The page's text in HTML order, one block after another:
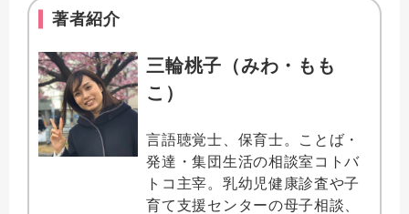
著者紹介
三輪桃子（みわ・もも
こ）
言語聴覚士、保育士。ことば・
発達・集団生活の相談室コトバ
トコ主宰。乳幼児健康診査や子
育て支援センターの母子相談、